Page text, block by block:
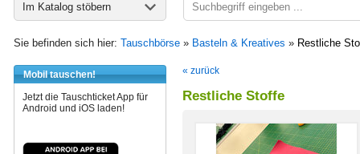
Im Katalog stöbern
Sie befinden sich hier: Tauschbörse » Basteln & Kreatives » Restliche
Mobil tauschen!
Jetzt die Tauschticket App für
Android und iOS laden!
« zurück
Restliche Stoffe